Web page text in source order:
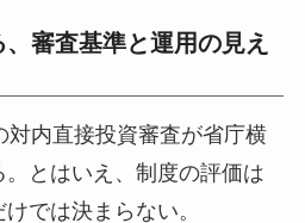
審査基準と運用の見え
対内直接投資審査が省庁横
とはいえ、制度の評価は
では決まらない。